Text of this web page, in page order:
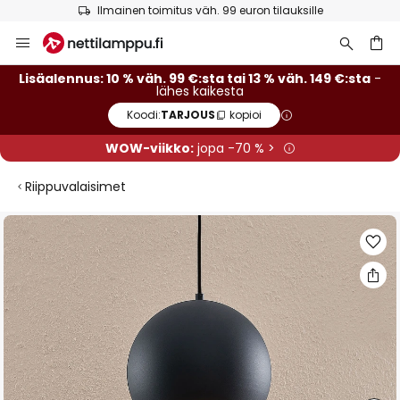
Ilmainen toimitus väh. 99 euron tilauksille
to
Content
Lisäalennus: 10 % väh. 99 €:sta tai 13 % väh. 149 €:sta -
lähes kaikesta
Koodi:TARJOUS kopioi
WOW-viikko:jopa -70 % >
Riippuvalaisimet
Skip
to
the
end
of
the
images
gallery